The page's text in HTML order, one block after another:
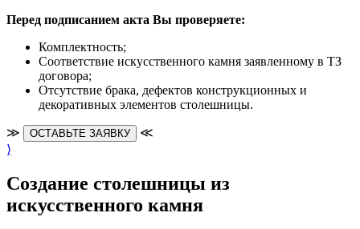
Перед подписанием акта Вы проверяете:
Комплектность;
Cоответствие искусственного камня заявленному в ТЗ
договора;
Отсутствие брака, дефектов конструкционных и
декоративных элементов столешницы.
≫ ОСТАВЬТЕ ЗАЯВКУ
≪
⟩
Создание столешницы из
искусственного камня